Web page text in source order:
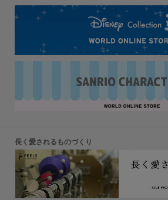
長く愛されるものづくり